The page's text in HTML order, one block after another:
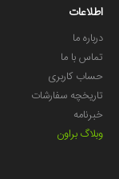
اطلاعات
درباره ما
تماس با ما
حساب کاربری
تاریخچه سفارشات
خبرنامه
وبلاگ براون